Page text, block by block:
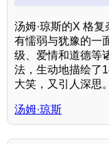
汤姆·琼斯的X 格
有懦弱与犹豫的一
级、爱情和道德等
法，生动地描绘了
大笑，又引人深思。
汤姆·琼斯